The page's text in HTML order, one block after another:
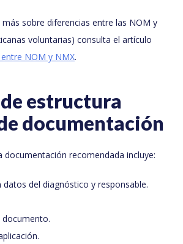
sobre diferencias entre las NOM y
voluntarias) consulta el artículo
NOM y NMX.
estructura
documentación
documentación recomendada incluye:
datos del diagnóstico y responsable.
documento.